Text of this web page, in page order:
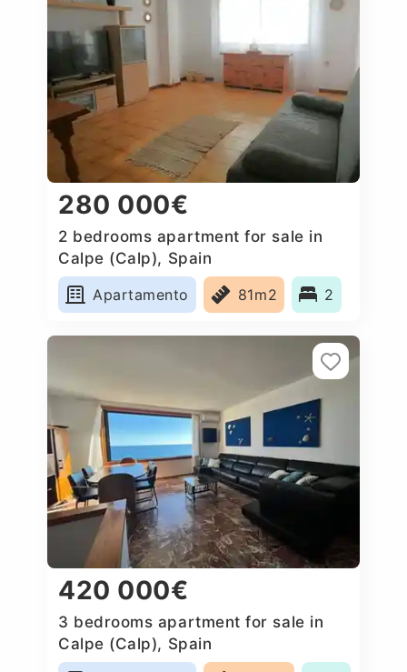
280 000€
2 bedrooms apartment for sale in
Calpe (Calp), Spain
Apartamento
81m2 2
420 000€
3 bedrooms apartment for sale in
Calpe (Calp), Spain